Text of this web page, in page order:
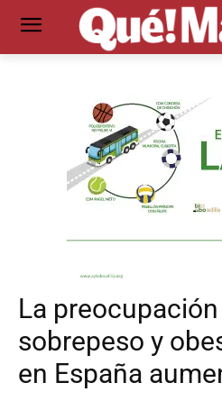
La
sobrepeso y
en España